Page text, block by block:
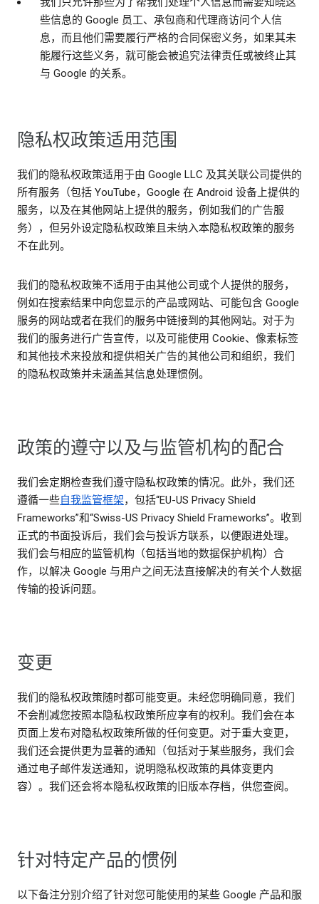
些信息的 Google 员工、承包商和代理商访问个人信
息，而且他们需要履行严格的合同保密义务，如果其未
能履行这些义务，就可能会被追究法律责任或被终止其
与 Google 的关系。
隐私权政策适用范围
我们的隐私权政策适用于由 Google LLC 及其关联公司提供的
所有服务（包括 YouTube，Google 在 Android 设备上提供的
服务，以及在其他网站上提供的服务，例如我们的广告服
务），但另外设定隐私权政策且未纳入本隐私权政策的服务
不在此列。
我们的隐私权政策不适用于由其他公司或个人提供的服务，
例如在搜索结果中向您显示的产品或网站、可能包含 Google
服务的网站或者在我们的服务中链接到的其他网站。对于为
我们的服务进行广告宣传，以及可能使用 Cookie、像素标签
和其他技术来投放和提供相关广告的其他公司和组织，我们
的隐私权政策并未涵盖其信息处理惯例。
政策的遵守以及与监管机构的配合
我们会定期检查我们遵守隐私权政策的情况。此外，我们还
遵循一些自我监管框架，包括“EU-US Privacy Shield
Frameworks”和“Swiss-US Privacy Shield Frameworks”。收到
正式的书面投诉后，我们会与投诉方联系，以便跟进处理。
我们会与相应的监管机构（包括当地的数据保护机构）合
作，以解决 Google 与用户之间无法直接解决的有关个人数据
传输的投诉问题。
变更
我们的隐私权政策随时都可能变更。未经您明确同意，我们
不会削减您按照本隐私权政策所应享有的权利。我们会在本
页面上发布对隐私权政策所做的任何变更。对于重大变更，
我们还会提供更为显著的通知（包括对于某些服务，我们会
通过电子邮件发送通知，说明隐私权政策的具体变更内
容）。我们还会将本隐私权政策的旧版本存档，供您查阅。
针对特定产品的惯例
以下备注分别介绍了针对您可能使用的某些 Google 产品和服